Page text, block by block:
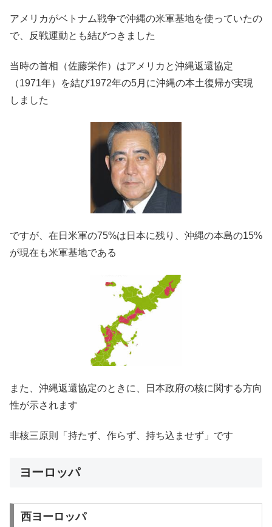
アメリカがベトナム戦争で沖縄の米軍基地を使っていたの
で、反戦運動とも結びつきました
当時の首相（佐藤栄作）はアメリカと沖縄返還協定
（1971年）を結び1972年の5月に沖縄の本土復帰が実現
しました
ですが、在日米軍の75%は日本に残り、沖縄の本島の15%
が現在も米軍基地である
また、沖縄返還協定のときに、日本政府の核に関する方向
性が示されます
非核三原則「持たず、作らず、持ち込ませず」です
ヨーロッパ
西ヨーロッパ